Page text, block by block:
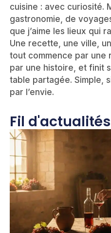
cuisine : avec curiosité.
gastronomie, de
que j’aime les lieux qui
Une recette, une ville,
tout commence par une
par une histoire, et finit
table partagée. Simple,
par l’envie.
Fil d'actualités